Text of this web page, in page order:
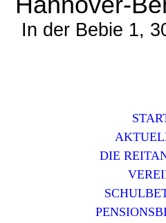
In der Bebie 1,
DIE